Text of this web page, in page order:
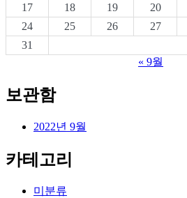
17
18 19 20
24
25 26 27
31
« 9월
보관함
2022년 9월
카테고리
미분류